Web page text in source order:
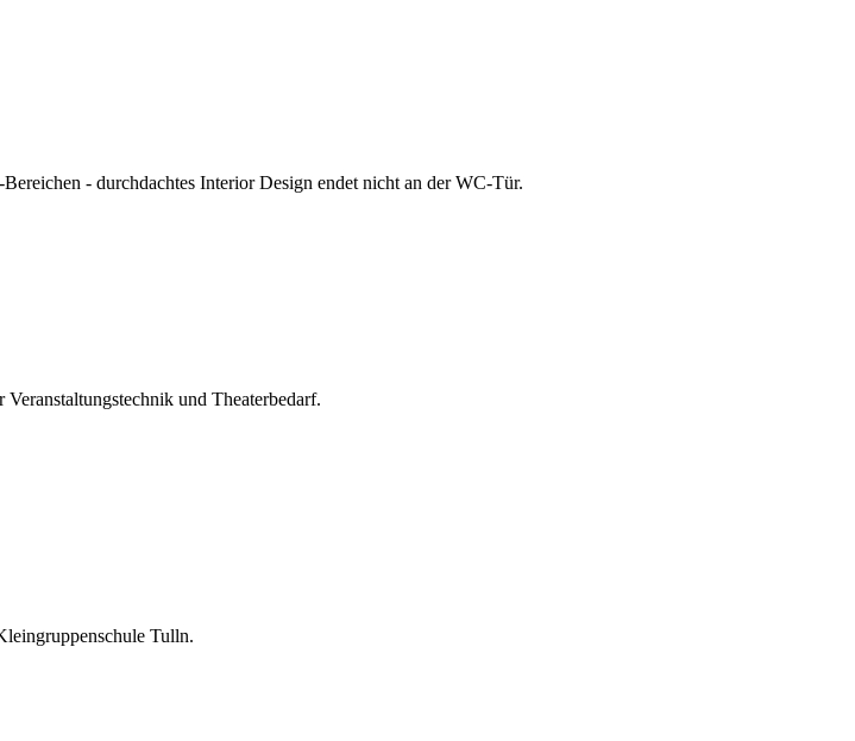
- durchdachtes Interior Design endet nicht an der WC-Tür.
und Theaterbedarf.
Tulln.